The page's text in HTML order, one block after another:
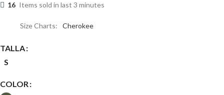
16 Items sold in last 3 minutes
Size Charts Cherokee
TALLA
S
COLOR